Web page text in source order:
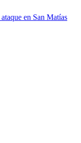
ataque en San Matías